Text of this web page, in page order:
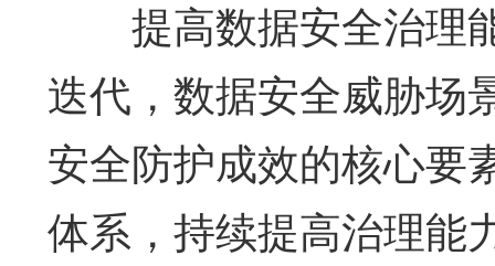
提高数据安全治理
迭代，数据安全威胁场
安全防护成效的核心要
体系，持续提高治理能